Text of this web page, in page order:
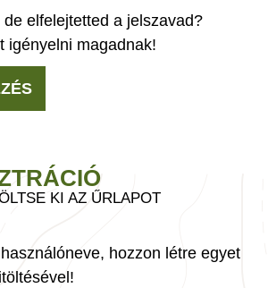
elfelejtetted a jelszavad?
igényelni magadnak!
KI AZ ŰRLAPOT
hozzon létre egyet